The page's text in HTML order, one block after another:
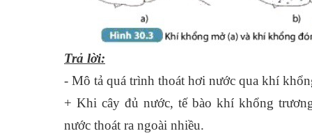
Trả lời:
- Mô tả quá trình thoát hơi nước qua khí
+ Khi cây đủ nước, tế bào khí khổng
nước thoát ra ngoài nhiều.